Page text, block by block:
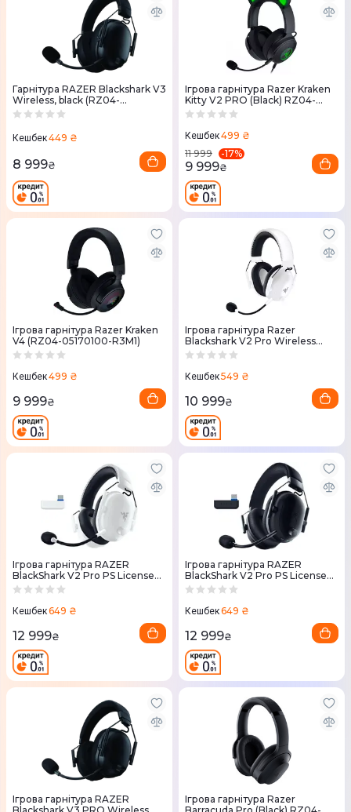
Гарнітура RAZER Blackshark V3
Wireless, black (RZ04-
05410100-R3M1)
Кешбек449 ₴
8 999₴
Ігрова гарнітура Razer Kraken
Kitty V2 PRO (Black) RZ04-
04510100-R3M1
Кешбек499 ₴
11 999
-17%
9 999₴
Ігрова гарнітура Razer Kraken
V4 (RZ04-05170100-R3M1)
Кешбек499 ₴
9 999₴
Ігрова гарнітура Razer
Blackshark V2 Pro Wireless
2023 (White) RZ04-
Кешбек549 ₴
10 999₴
Ігрова гарнітура RAZER
BlackShark V2 Pro PS Licensed
White (RZ04-04530600-R3G1)
Кешбек649 ₴
12 999₴
Ігрова гарнітура RAZER
BlackShark V2 Pro PS Licensed
Black (RZ04-04530500-R3G1)
Кешбек649 ₴
12 999₴
Ігрова гарнітура RAZER
Ігрова гарнітура Razer